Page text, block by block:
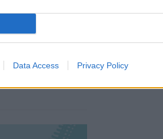
Data Access Privacy Policy